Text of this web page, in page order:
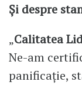
Și despre
„Calitatea
Ne-am
panificație,